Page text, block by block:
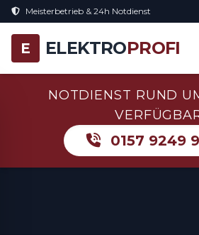
Meisterbetrieb & 24h Notdienst
E ELEKTROPROFI
NOTDIENST RUND
0157 9249